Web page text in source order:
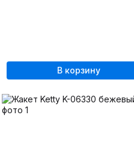
В корзину